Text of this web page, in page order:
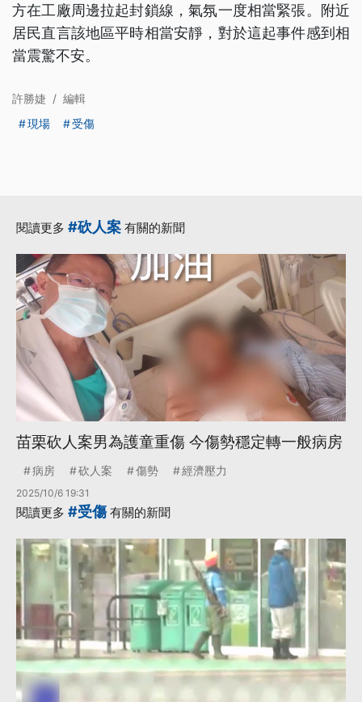
方在工廠周邊拉起封鎖線，氣氛一度相當緊張。附近
居民直言該地區平時相當安靜，對於這起事件感到相
當震驚不安。
許勝婕 / 編輯
現場
受傷
閱讀更多 #砍人案 有關的新聞
苗栗砍人案男為護童重傷 今傷勢穩定轉一般病房
病房 砍人案 傷勢 經濟壓力
2025/10/6 19:31
閱讀更多 #受傷有關的新聞